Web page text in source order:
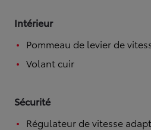
Intérieur
Pommeau de levier de
Volant cuir
Sécurité
Régulateur de vitesse